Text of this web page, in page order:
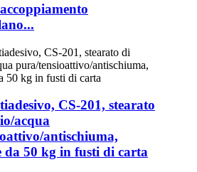
CS-201, stearato
acqua
antischiuma,
da 50 kg in fusti di carta